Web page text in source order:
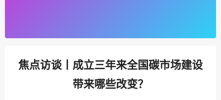
焦点访谈丨成立三年来全国碳市场建设
带来哪些改变？